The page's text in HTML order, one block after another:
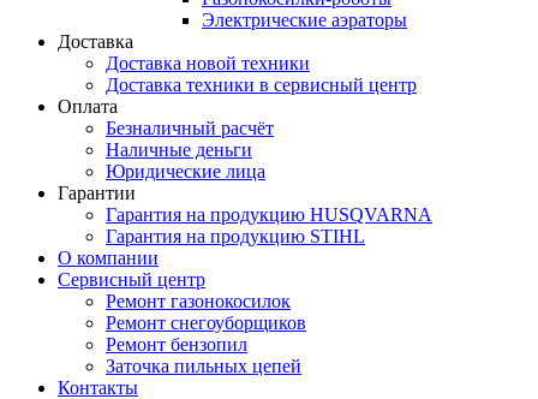
Электрические аэраторы
Доставка
Доставка новой техники
Доставка техники в сервисный центр
Оплата
Безналичный расчёт
Наличные деньги
Юридические лица
Гарантии
Гарантия на продукцию HUSQVARNA
Гарантия на продукцию STIHL
О компании
Сервисный центр
Ремонт газонокосилок
Ремонт снегоуборщиков
Ремонт бензопил
Заточка пильных цепей
Контакты